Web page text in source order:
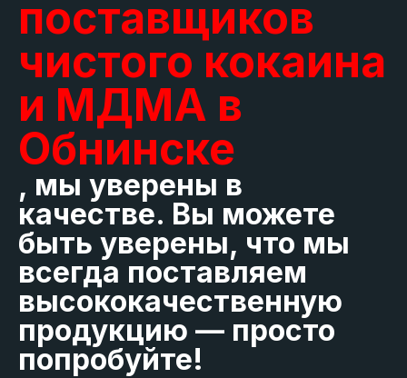
поставщиков
чистого кокаина
и МДМА в
Обнинске
, мы уверены в
качестве. Вы можете
быть уверены, что мы
всегда поставляем
высококачественную
продукцию — просто
попробуйте!